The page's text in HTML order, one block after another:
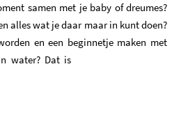
samen met je baby of dreumes?
alles wat je daar maar in kunt doen?
en een beginnetje maken met
water? Dat is